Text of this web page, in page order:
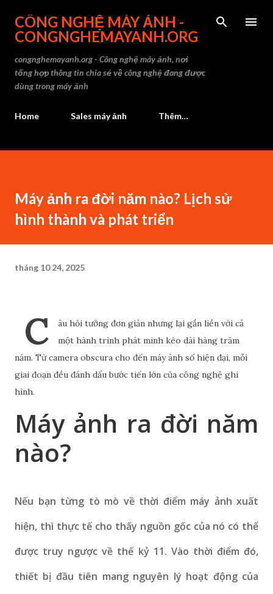
Chuyển đến nội dung chính
CÔNG NGHỆ MÁY ẢNH -
CONGNGHEMAYANH.ORG
congnghemayanh.org - Công nghệ máy ảnh, nơi
tổng hợp thông tin chia sẻ về công nghệ đang được
dùng trong máy ảnh
Home Sales máy ảnh Thêm…
Máy ảnh ra đời năm nào​? Lịch sử
hình thành và phát triển
tháng 10 24, 2025
C
âu hỏi tưởng đơn giản nhưng lại gắn liền với cả
một hành trình phát minh kéo dài hàng trăm
năm. Từ camera obscura cho đến máy ảnh số hiện đại, mỗi
giai đoạn đều đánh dấu bước tiến lớn của công nghệ ghi
hình.
Máy ảnh ra đời năm
nào​?
Nếu bạn từng tò mò về thời điểm máy ảnh xuất
hiện, thì thực tế cho thấy nguồn gốc của nó có thể
được truy ngược về thế kỷ 11. Vào thời điểm đó,
thiết bị đầu tiên mang nguyên lý hoạt động của